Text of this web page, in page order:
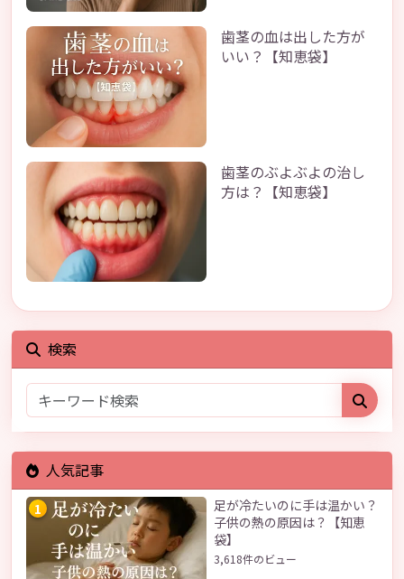
歯茎の血は出した方が
いい？【知恵袋】
歯茎のぶよぶよの治し
方は？【知恵袋】
検索
人気記事
1
足が冷たいのに手は温かい？
子供の熱の原因は？【知恵
袋】
3,618件のビュー